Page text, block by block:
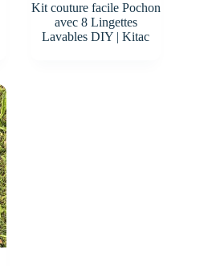
Kit couture facile Pochon
avec 8 Lingettes
Lavables DIY | Kitac